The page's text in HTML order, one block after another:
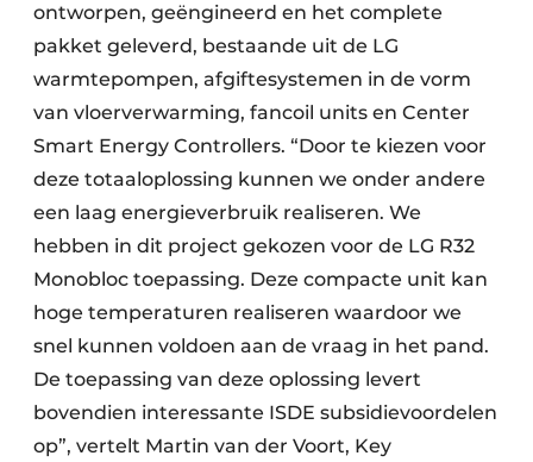
ontworpen, geëngineerd en het complete
pakket geleverd, bestaande uit de LG
warmtepompen, afgiftesystemen in de vorm
van vloerverwarming, fancoil units en Center
Smart Energy Controllers. “Door te kiezen voor
deze totaaloplossing kunnen we onder andere
een laag energieverbruik realiseren. We
hebben in dit project gekozen voor de LG R32
Monobloc toepassing. Deze compacte unit kan
hoge temperaturen realiseren waardoor we
snel kunnen voldoen aan de vraag in het pand.
De toepassing van deze oplossing levert
bovendien interessante ISDE subsidievoordelen
op”, vertelt Martin van der Voort, Key